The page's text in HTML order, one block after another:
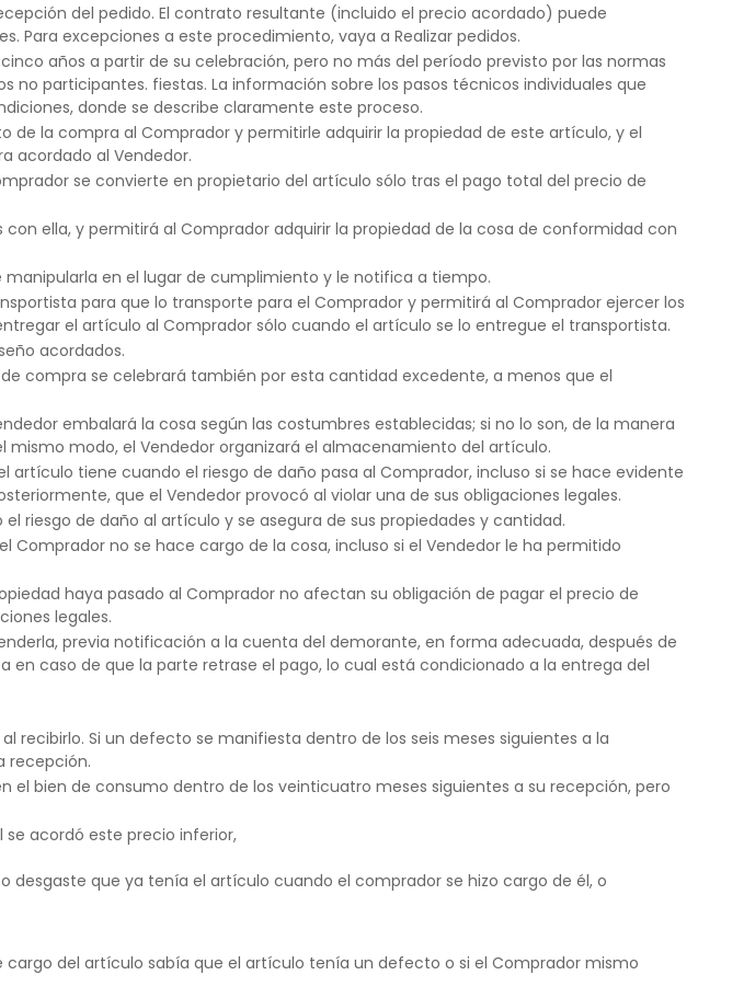
del pedido. El contrato resultante (incluido el precio acordado) puede
Para excepciones a este procedimiento, vaya a Realizar pedidos.
años a partir de su celebración, pero no más del período previsto por las normas
participantes. fiestas. La información sobre los pasos técnicos individuales que
donde se describe claramente este proceso.
la compra al Comprador y permitirle adquirir la propiedad de este artículo, y el
acordado al Vendedor.
se convierte en propietario del artículo sólo tras el pago total del precio de
ella, y permitirá al Comprador adquirir la propiedad de la cosa de conformidad con
en el lugar de cumplimiento y le notifica a tiempo.
para que lo transporte para el Comprador y permitirá al Comprador ejercer los
el artículo al Comprador sólo cuando el artículo se lo entregue el transportista.
acordados.
compra se celebrará también por esta cantidad excedente, a menos que el
embalará la cosa según las costumbres establecidas; si no lo son, de la manera
modo, el Vendedor organizará el almacenamiento del artículo.
tiene cuando el riesgo de daño pasa al Comprador, incluso si se hace evidente
que el Vendedor provocó al violar una de sus obligaciones legales.
riesgo de daño al artículo y se asegura de sus propiedades y cantidad.
no se hace cargo de la cosa, incluso si el Vendedor le ha permitido
haya pasado al Comprador no afectan su obligación de pagar el precio de
legales.
previa notificación a la cuenta del demorante, en forma adecuada, después de
caso de que la parte retrase el pago, lo cual está condicionado a la entrega del
recibirlo. Si un defecto se manifiesta dentro de los seis meses siguientes a la
recepción.
bien de consumo dentro de los veinticuatro meses siguientes a su recepción, pero
acordó este precio inferior,
que ya tenía el artículo cuando el comprador se hizo cargo de él, o
del artículo sabía que el artículo tenía un defecto o si el Comprador mismo